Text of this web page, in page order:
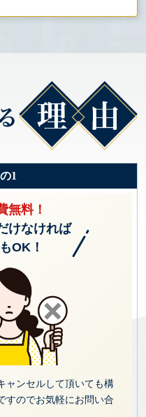
1
無料！
けなければ
OK！
ャンセルして頂いても構
すのでお気軽にお問い合